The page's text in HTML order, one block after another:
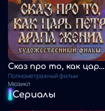
Сказ про то, как царь Пётр арапа женил
Полнометражный фильм
Мюзикл
Сериалы